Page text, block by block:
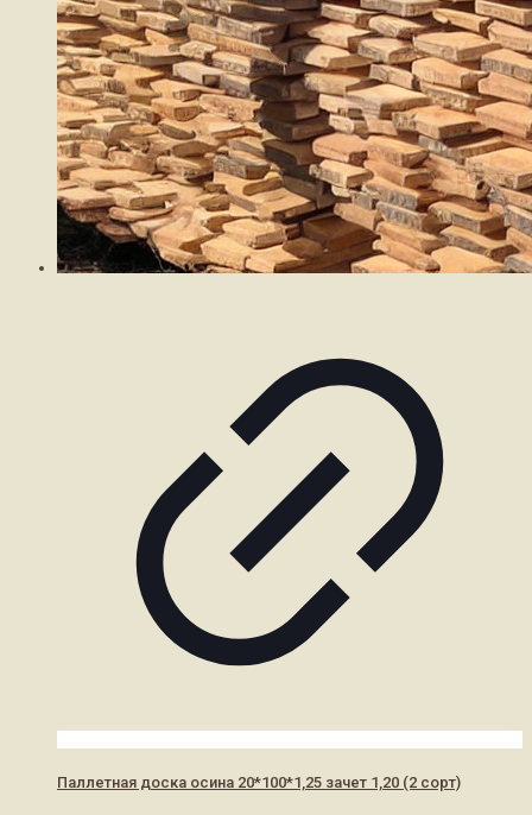
Паллетная доска осина 20*100*1,25 зачет 1,20 (2 сорт)